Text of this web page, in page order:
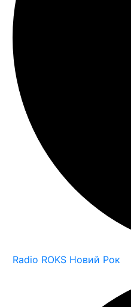
Radio ROKS Новий Рок